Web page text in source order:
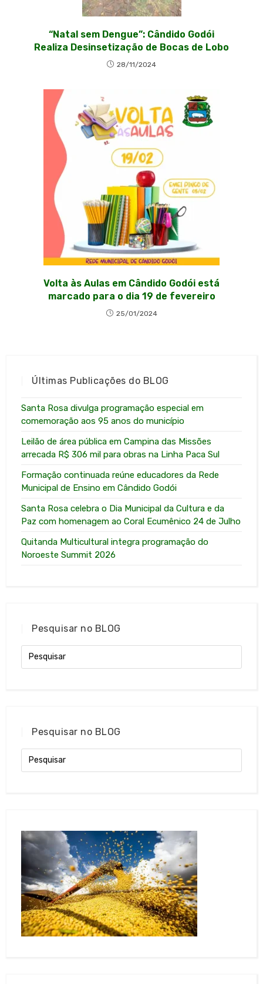
“Natal sem Dengue”: Cândido Godói
Realiza Desinsetização de Bocas de Lobo
28/11/2024
Volta às Aulas em Cândido Godói está
marcado para o dia 19 de fevereiro
25/01/2024
Últimas Publicações do BLOG
Santa Rosa divulga programação especial em
comemoração aos 95 anos do município
Leilão de área pública em Campina das Missões
arrecada R$ 306 mil para obras na Linha Paca Sul
Formação continuada reúne educadores da Rede
Municipal de Ensino em Cândido Godói
Santa Rosa celebra o Dia Municipal da Cultura e da
Paz com homenagem ao Coral Ecumênico 24 de Julho
Quitanda Multicultural integra programação do
Noroeste Summit 2026
Pesquisar no BLOG
Pesquisar no BLOG